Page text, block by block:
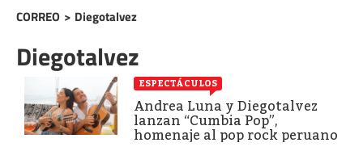
CORREO > Diegotalvez
Diegotalvez
ESPECTÁCULOS
Andrea Luna y Diegotalvez
lanzan “Cumbia Pop”,
homenaje al pop rock peruano